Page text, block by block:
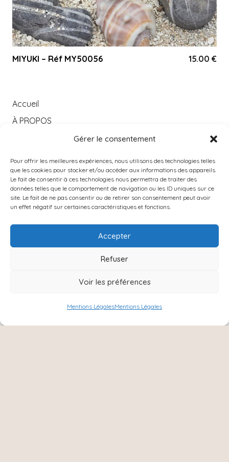
Gérer le consentement
Pour offrir les meilleures expériences, nous utilisons des technologies telles
que les cookies pour stocker et/ou accéder aux informations des appareils.
Le fait de consentir à ces technologies nous permettra de traiter des
données telles que le comportement de navigation ou les ID uniques sur ce
site. Le fait de ne pas consentir ou de retirer son consentement peut avoir
un effet négatif sur certaines caractéristiques et fonctions.
Accepter
Refuser
Voir les préférences
Mentions LégalesMentions Légales
MIYUKI – Réf MY50056 15.00 €
Accueil
À PROPOS
Instagram
Contact